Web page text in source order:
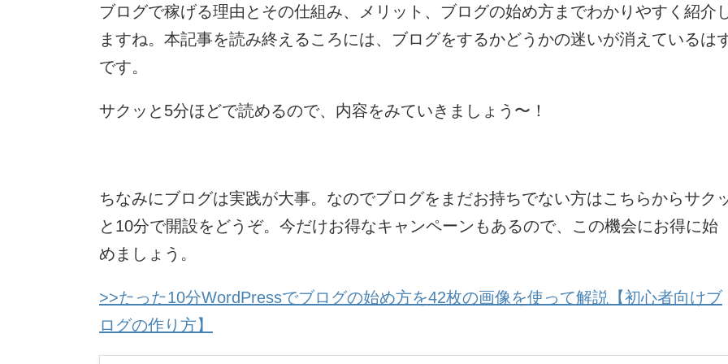
ブログで稼げる理由とその仕組み、メリット、ブログの始め方までわかりやすく紹介
ますね。本記事を読み終えるころには、ブログをするかどうかの迷いが消えているは
です。
サクッと5分ほどで読めるので、内容をみていきましょう〜！
ちなみにブログは実践が大事。なのでブログをまだお持ちでない方はこちらからサク
と10分で開設をどうぞ。今だけお得なキャンペーンもあるので、この機会にお得に始
めましょう。
>>たった10分WordPressでブログの始め方を42枚の画像を使って解説【初心者向けブ
ログの作り方】